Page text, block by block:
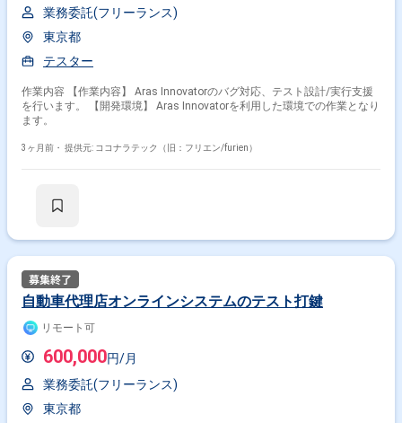
業務委託(フリーランス)
東京都
テスター
作業内容 【作業内容】 Aras Innovatorのバグ対応、テスト設計/実行支援
を行います。 【開発環境】 Aras Innovatorを利用した環境での作業となり
ます。
3ヶ月前・ 提供元: ココナラテック（旧：フリエン/furien）
自動車代理店オンラインシステムのテスト打鍵
リモート可
600,000円/月
業務委託(フリーランス)
東京都
掛け合わせ条件で絞り込む
特徴で絞り込む
テスター × 在宅・リモート
その他の条件で検索する